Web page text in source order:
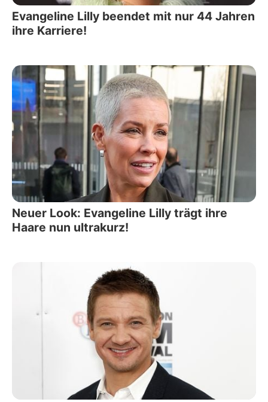
Evangeline Lilly beendet mit nur 44 Jahren
ihre Karriere!
Neuer Look: Evangeline Lilly trägt ihre
Haare nun ultrakurz!